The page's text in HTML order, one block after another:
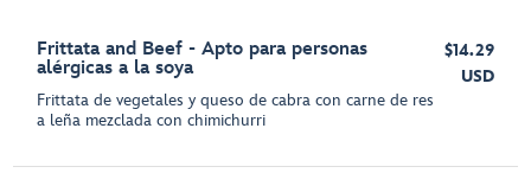
Frittata and Beef - Apto para personas
alérgicas a la soya
Frittata de vegetales y queso de cabra con carne de res
a leña mezclada con chimichurri
$14.29
USD